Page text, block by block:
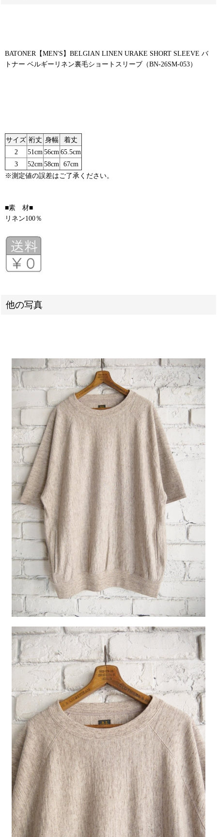
BATONER【MEN'S】BELGIAN LINEN URAKE SHORT SLEEVE バ
トナー ベルギーリネン裏毛ショートスリーブ（BN-26SM-053）
サイズ 裄丈 身幅
着丈
2
51cm 56cm 65.5cm
3
52cm 58cm
67cm
※測定値の誤差はご了承ください。
■素 材■
リネン100％
他の写真